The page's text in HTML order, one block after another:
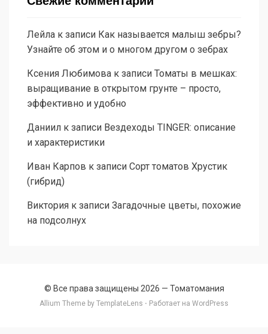
Лейла к записи Как называется малыш зебры?
Узнайте об этом и о многом другом о зебрах
Ксения Любимова к записи Томаты в мешках:
выращивание в открытом грунте – просто,
эффективно и удобно
Даниил к записи Вездеходы TINGER: описание
и характеристики
Иван Карпов к записи Сорт томатов Хрустик
(гибрид)
Виктория к записи Загадочные цветы, похожие
на подсолнух
© Все права защищены 2026 — Томатомания
Allium Theme by TemplateLens ⋅ Работает на WordPress